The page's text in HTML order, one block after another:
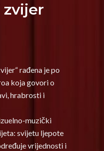
zvijer
rađena je po
koja govori o
hrabrosti i
muzički
svijetu ljepote
vrijednosti i